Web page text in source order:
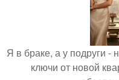
Я в браке, а у подруги -
ключи от новой